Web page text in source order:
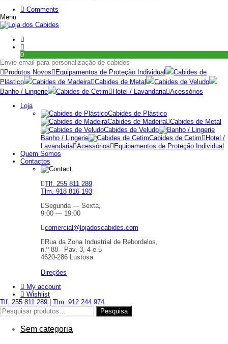
Comments
Menu
0
Envie email para personalização de cabides
Produtos Novos
Equipamentos de Proteção Individual
Cabides de
Plástico
Cabides de Madeira Cabides de Metal
Cabides de Veludo
Banho / Lingerie
Cabides de Cetim Hotel / Lavandaria Acessórios
Loja
Cabides de Plástico
Cabides de Madeira Cabides de Metal
Cabides de Veludo
Banho / Lingerie
Cabides de Cetim
Hotel /
Lavandaria Acessórios
Equipamentos de Proteção Individual
Quem Somos
Contactos
Tlf. 255 811 289
Tlm. 918 816 193
Segunda — Sexta,
9:00 — 19:00
comercial@lojadoscabides.com
Rua da Zona Industrial de Rebordelos,
n.º 88 - Pav. 3, 4 e 5
4620-286 Lustosa
Direções
My account
Wishlist
Tlf. 255 811 289
Tlm. 912 244 974
Pesquisar
por:
Pesquisa
Sem categoria